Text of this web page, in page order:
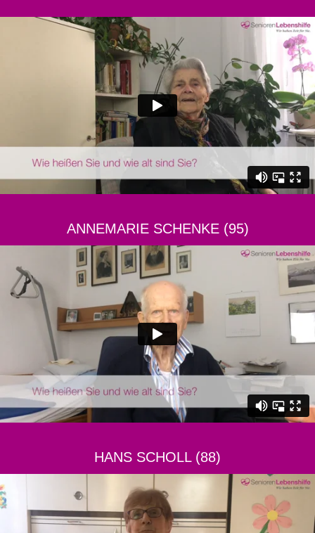
ANNEMARIE SCHENKE (95)
HANS SCHOLL (88)